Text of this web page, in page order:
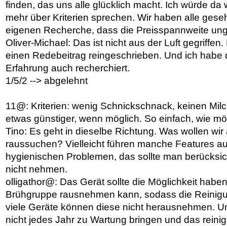
finden, das uns alle glücklich macht. Ich würde da
mehr über Kriterien sprechen. Wir haben alle
eigenen Recherche, dass die Preisspannweite
Oliver-Michael: Das ist nicht aus der Luft
einen Redebeitrag reingeschrieben. Und ich habe
Erfahrung auch recherchiert.
1/5/2 --> abgelehnt
11@: Kriterien: wenig Schnickschnack, keinen
etwas günstiger, wenn möglich. So einfach, wie
Tino: Es geht in dieselbe Richtung. Was wollen wir
raussuchen? Vielleicht führen manche Features
hygienischen Problemen, das sollte man
nicht nehmen.
olligathor@: Das Gerät sollte die Möglichkeit
Brühgruppe rausnehmen kann, sodass die
viele Geräte können diese nicht herausnehmen.
nicht jedes Jahr zu Wartung bringen und das